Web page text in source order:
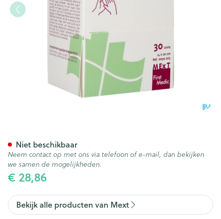
€ 28,86
Niet beschikbaar
Neem contact op met ons via telefoon of e-mail, dan bekijken
we samen de mogelijkheden.
Bekijk alle producten van Mext